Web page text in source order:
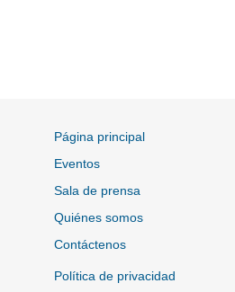
Página principal
Eventos
Sala de prensa
Quiénes somos
Contáctenos
Política de privacidad